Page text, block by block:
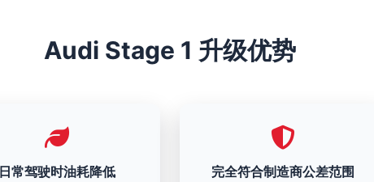
Audi Stage 1 升级优势
日常驾驶时油耗降低 完全符合制造商公差范围